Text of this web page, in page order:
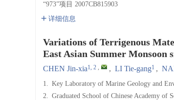
“973”项目 2007CB815903
详细信息
Variations of Terrigenous
East Asian Summer Monsoon
CHEN Jin-xia1, 2 , , LI Tie-gang1 ,
1. Key Laboratory of Marine Geology and
2. Graduated School of Chinese Academy of